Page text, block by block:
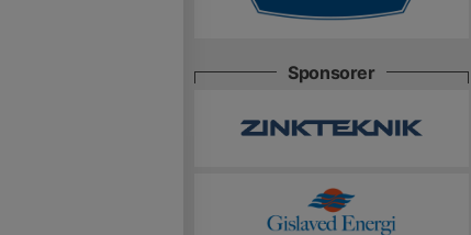
Sponsorer